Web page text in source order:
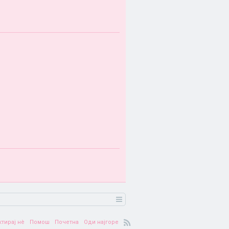
нè Помош Почетна Оди најгоре